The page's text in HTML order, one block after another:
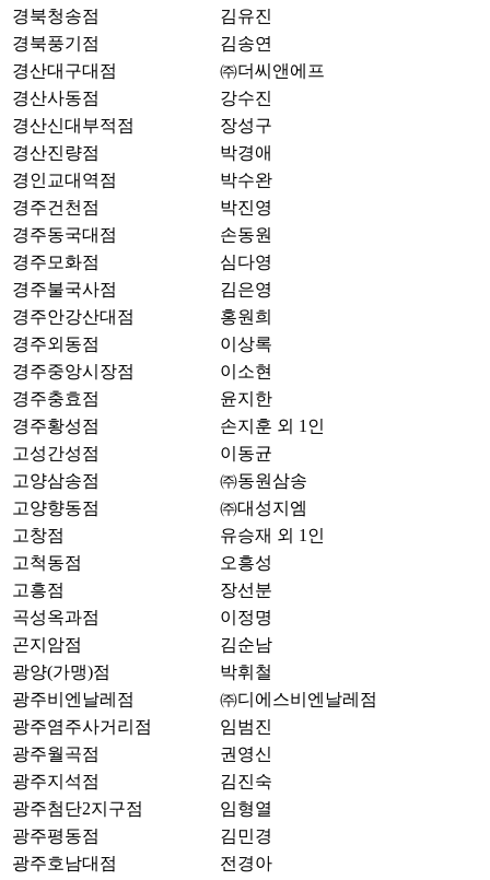
경북청송점
김유진
경북풍기점
김송연
경산대구대점
㈜더씨앤에프
경산사동점
강수진
경산신대부적점
장성구
경산진량점
박경애
경인교대역점
박수완
경주건천점
박진영
경주동국대점
손동원
경주모화점
심다영
경주불국사점
김은영
경주안강산대점
홍원희
경주외동점
이상록
경주중앙시장점
이소현
경주충효점
윤지한
경주황성점
손지훈 외 1인
고성간성점
이동균
고양삼송점
㈜동원삼송
고양향동점
㈜대성지엠
고창점
유승재 외 1인
고척동점
오흥성
고흥점
장선분
곡성옥과점
이정명
곤지암점
김순남
광양(가맹)점
박휘철
광주비엔날레점
㈜디에스비엔날레점
광주염주사거리점
임범진
광주월곡점
권영신
광주지석점
김진숙
광주첨단2지구점
임형열
광주평동점
김민경
광주호남대점
전경아